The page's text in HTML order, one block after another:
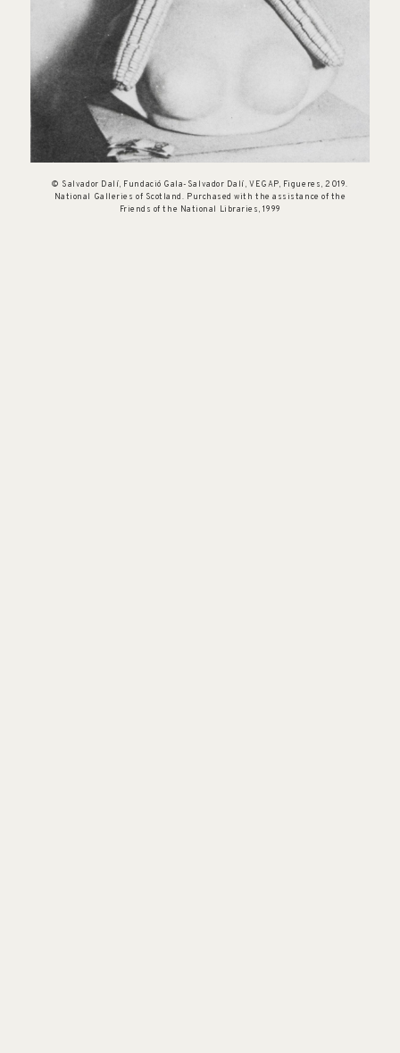
© Salvador Dalí, Fundació Gala-Salvador Dalí, VEGAP, Figueres, 2019.
National Galleries of Scotland. Purchased with the assistance of the
Friends of the National Libraries, 1999